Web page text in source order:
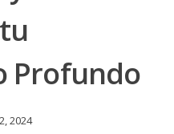
Profundo
2024